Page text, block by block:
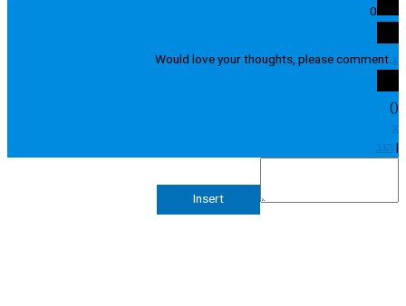
Would love your thoughts, please
Insert